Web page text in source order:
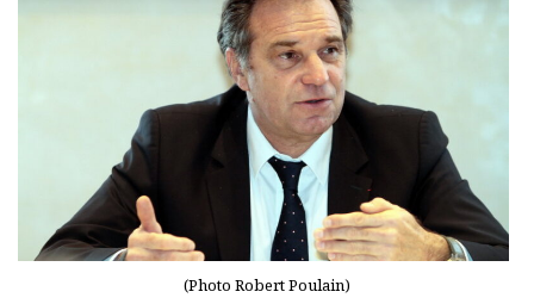
(Photo Robert Poulain)